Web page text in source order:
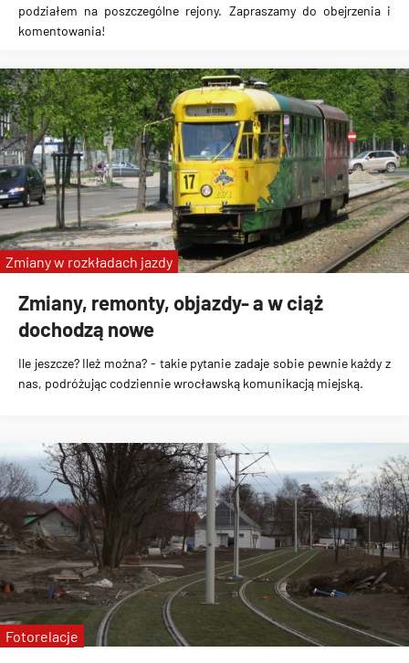
podziałem na poszczególne rejony. Zapraszamy do obejrzenia i
komentowania!
Zmiany, remonty, objazdy- a w ciąż
dochodzą nowe
Ile jeszcze? Ileż można? - takie pytanie zadaje sobie pewnie każdy z
nas, podróżując codziennie wrocławską komunikacją miejską.
Zmiany w rozkładach jazdy
Fotorelacje